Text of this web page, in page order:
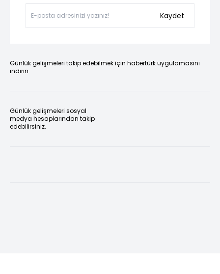
Kaydet
Günlük gelişmeleri takip edebilmek için habertürk uygulamasını
indirin
Günlük gelişmeleri sosyal
medya hesaplarından takip
edebilirsiniz.